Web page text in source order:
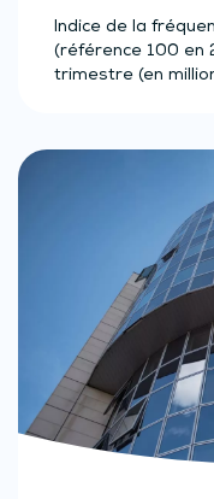
Indice de la
(référence 100 en
trimestre (en